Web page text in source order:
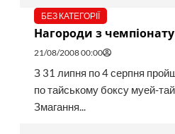
БЕЗ КАТЕГОРІЇ
Нагороди з чемпіонату
21/08/2008 00:00
З 31 липня по 4 серпня
по тайському боксу муей-
Змагання...